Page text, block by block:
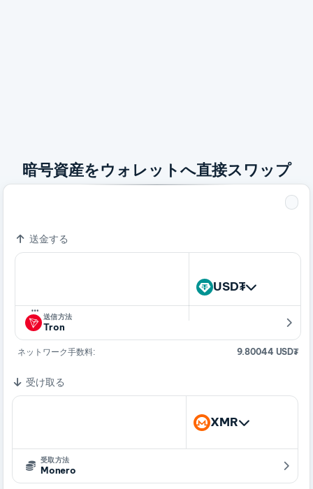
暗号資産をウォレットへ直接スワップ
送金する
…
USD₮
送信方法
Tron
ネットワーク手数料: 9.80044 USD₮
受け取る
XMR
受取方法
Monero